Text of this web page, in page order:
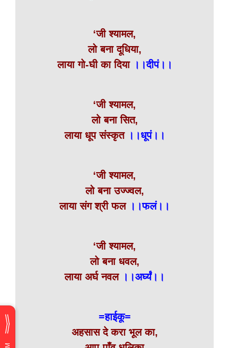
‘जी श्यामल,
लो बना दूधिया,
लाया गो-घी का दिया ।।दीपं।।
‘जी श्यामल,
लो बना सित,
लाया धूप संस्कृत ।।धूपं।।
‘जी श्यामल,
लो बना उज्ज्वल,
लाया संग श्री फल ।।फलं।।
‘जी श्यामल,
लो बना धवल,
लाया अर्घ नवल ।।अर्घ्यं।।
=हाईकू=
अहसास दे करा भूल का,